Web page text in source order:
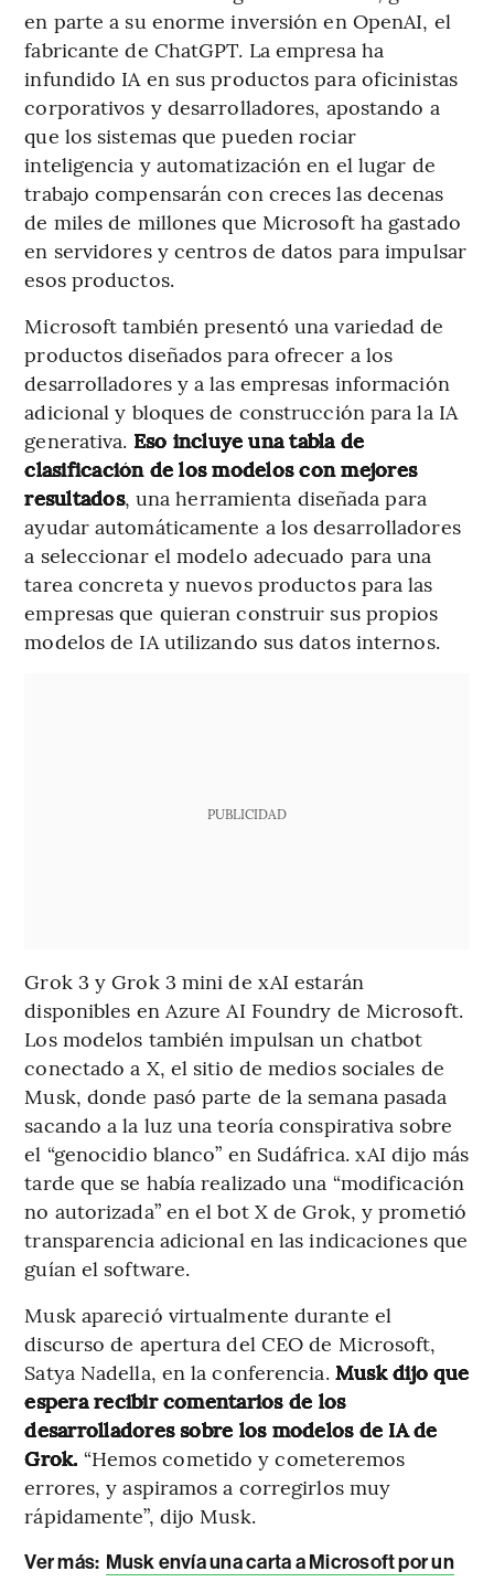
en parte a su enorme inversión en OpenAI, el
fabricante de ChatGPT. La empresa ha
infundido IA en sus productos para oficinistas
corporativos y desarrolladores, apostando a
que los sistemas que pueden rociar
inteligencia y automatización en el lugar de
trabajo compensarán con creces las decenas
de miles de millones que Microsoft ha gastado
en servidores y centros de datos para impulsar
esos productos.
Microsoft también presentó una variedad de
productos diseñados para ofrecer a los
desarrolladores y a las empresas información
adicional y bloques de construcción para la IA
generativa. Eso incluye una tabla de
clasificación de los modelos con mejores
resultados, una herramienta diseñada para
ayudar automáticamente a los desarrolladores
a seleccionar el modelo adecuado para una
tarea concreta y nuevos productos para las
empresas que quieran construir sus propios
modelos de IA utilizando sus datos internos.
PUBLICIDAD
Grok 3 y Grok 3 mini de xAI estarán
disponibles en Azure AI Foundry de Microsoft.
Los modelos también impulsan un chatbot
conectado a X, el sitio de medios sociales de
Musk, donde pasó parte de la semana pasada
sacando a la luz una teoría conspirativa sobre
el “genocidio blanco” en Sudáfrica. xAI dijo más
tarde que se había realizado una “modificación
no autorizada” en el bot X de Grok, y prometió
transparencia adicional en las indicaciones que
guían el software.
Musk apareció virtualmente durante el
discurso de apertura del CEO de Microsoft,
Satya Nadella, en la conferencia.Musk dijo que
espera recibir comentarios de los
desarrolladores sobre los modelos de IA de
Grok. “Hemos cometido y cometeremos
errores, y aspiramos a corregirlos muy
rápidamente”, dijo Musk.
Ver más: Musk envía una carta a Microsoft por un